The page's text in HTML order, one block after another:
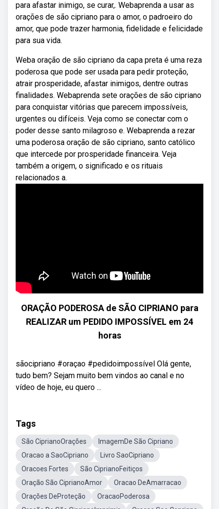
para afastar inimigo, se curar,. Webaprenda a usar as
orações de são cipriano para o amor, o padroeiro do
amor, que pode trazer harmonia, fidelidade e felicidade
para sua vida.
Weba oração de são cipriano da capa preta é uma reza
poderosa que pode ser usada para pedir proteção,
atrair prosperidade, afastar inimigos, dentre outras
finalidades. Webaprenda sete orações de são cipriano
para conquistar vitórias que parecem impossíveis,
urgentes ou difíceis. Veja como se conectar com o
poder desse santo milagroso e. Webaprenda a rezar
uma poderosa oração de são cipriano, santo católico
que intercede por prosperidade financeira. Veja
também a origem, o significado e os rituais
relacionados a.
ORAÇÃO PODEROSA de SÃO CIPRIANO para
REALIZAR um PEDIDO IMPOSSÍVEL em 24
horas
sãocipriano #oraçao #pedidoimpossível Olá gente,
tudo bem? Sejam muito bem vindos ao canal e no
vídeo de hoje, eu quero ...
Tags
São CiprianoOrações
ImagemDe São Cipriano
Oracao a SaoCipriano
Livro SaoCipriano
Oracoes Fortes
São CiprianoFeitiços
Oração São CiprianoAmor
Oracao DeAmarracao
Orações DeProteção
OracaoPoderosa